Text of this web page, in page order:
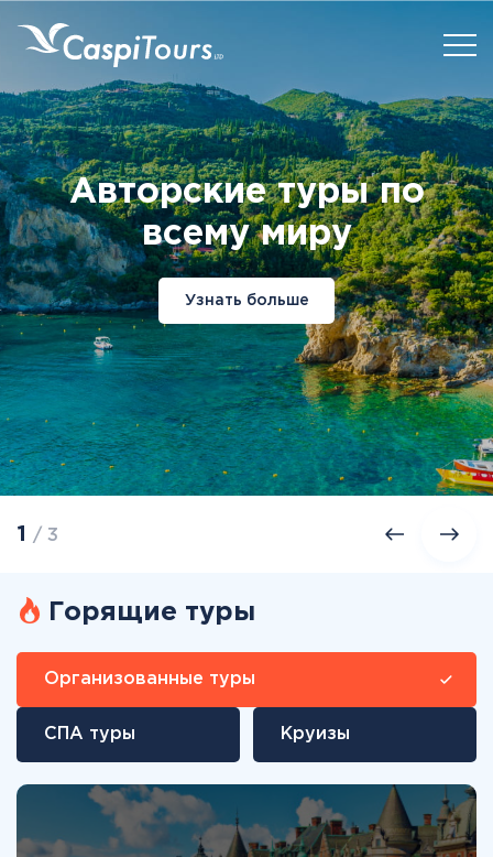
Авторские турыпо
всему миру
Узнать больше
1 / 3
Горящие туры
Организованные туры
СПА туры Круизы